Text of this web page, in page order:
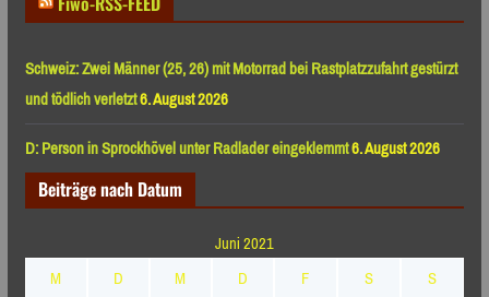
Schweiz: Zwei Männer (25, 26) mit Motorrad bei Rastplatzzufahrt gestürzt
und tödlich verletzt6. August 2026
D: Person in Sprockhövel unter Radlader eingeklemmt6. August 2026
Beiträge nach Datum
Juni 2021
M
D M D F S
S